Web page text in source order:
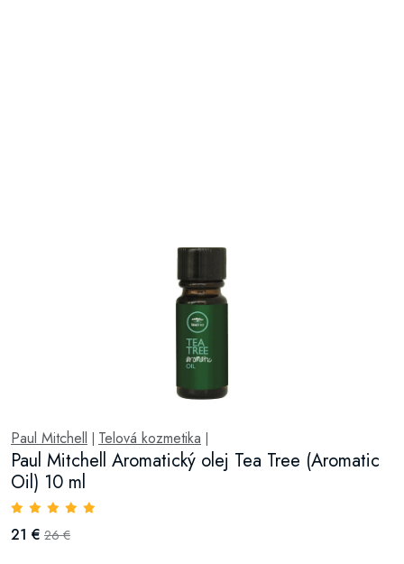
Paul Mitchell Telová kozmetika
Paul Mitchell Aromatický olej Tea Tree (Aromatic
Oil) 10 ml
21 € 26 €